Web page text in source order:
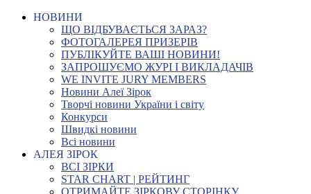
НОВИНИ
ЩО ВІДБУВАЄТЬСЯ ЗАРАЗ?
ФОТОГАЛЕРЕЯ ПРИЗЕРІВ
ПУБЛІКУЙТЕ ВАШІ НОВИНИ!
ЗАПРОШУЄМО ЖУРІ І ВИКЛАДАЧІВ
WE INVITE JURY MEMBERS
Новини Алеї Зірок
Творчі новини України і світу
Конкурси
Швидкі новини
Всі новини
АЛЕЯ ЗІРОК
ВСІ ЗІРКИ
STAR CHART | РЕЙТИНГ
ОТРИМАЙТЕ ЗІРКОВУ СТОРІНКУ